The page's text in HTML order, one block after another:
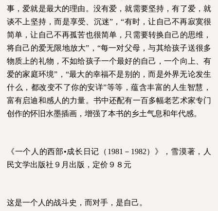
事，爱就是最大的理由。没有爱，就需要坚持，有了爱，就
谈不上坚持，而是享受、沉迷”，“有时，让自己不再寂寞很
简单，让自己不再孤苦也很简单，只需要转换自己的思维，
将自己的爱无限地放大”，“每一对父母，与其给孩子送很多
物质上的礼物，不如给孩子一个最好的自己，一个向上、有
爱的家庭环境”，“最大的幸福不是别的，而是外界无论发生
什么，都改变不了你的安详”等等，蕴含丰富的人生智慧，
富有启迪和感人的力量。书中还配有一百多幅老艺术家专门
创作的怀旧水墨插画，增强了本书的乡土气息和年代感。
《一个人的西部•成长日记（ 1981 － 1982）》，雪漠著，人
民文学出版社９月出版，定价９８元
这是一个人的战斗史，而对手，是自己。